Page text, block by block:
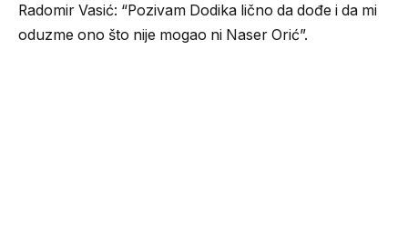
Radomir Vasić: “Pozivam Dodika lično da dođe i da mi
oduzme ono što nije mogao ni Naser Orić”.